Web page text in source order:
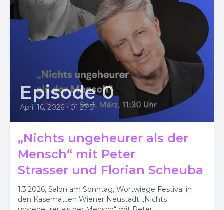
Episode 0
April 16, 2026 • 01:27:51
„Nichts ungeheurer als der
Mensch“ mit Peter
Strasser und Florian Scheuba
1.3.2026, Salon am Sonntag, Wortwiege Festival in
den Kasematten Wiener Neustadt „Nichts